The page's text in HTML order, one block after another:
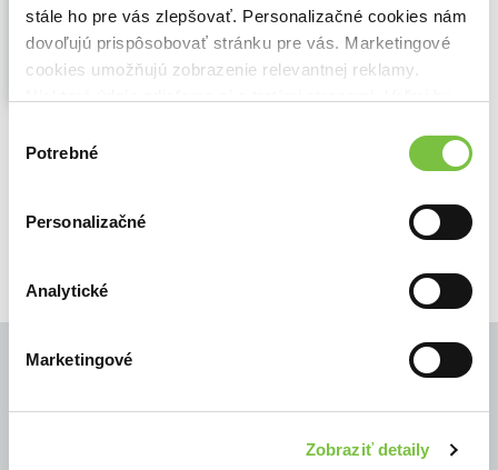
stále ho pre vás zlepšovať. Personalizačné cookies nám
dovoľujú prispôsobovať stránku pre vás. Marketingové
cookies umožňujú zobrazenie relevantnej reklamy.
cookies.
súhlasu
Potrebné
Personalizačné
Analytické
Marketingové
Zobraziť detaily
Don't accept the compromise between
fast and beautiful: you can have it all.
Phoenix creator Chris McCord, Elixir
creator Jose Valim, and award-winning
author Bruce Tate walk you through
Zobraziť viac